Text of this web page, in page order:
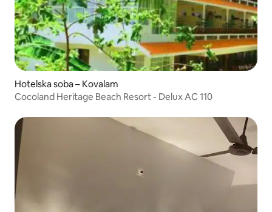
Hotelska soba – Kovalam
Cocoland Heritage Beach Resort - Delux AC 110